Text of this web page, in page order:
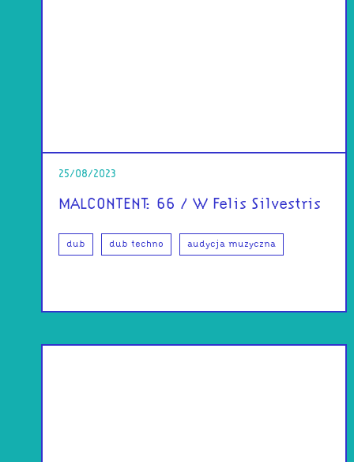
25/08/2023
MALCONTENT: 66 / W Felis Silvestris
dub dub techno audycja muzyczna